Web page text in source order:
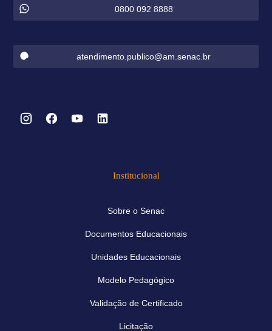
0800 092 8888
atendimento.publico@am.senac.br
Institucional
Sobre o Senac
Documentos Educacionais
Unidades Educacionais
Modelo Pedagógico
Validação de Certificado
Licitação